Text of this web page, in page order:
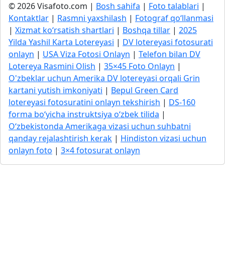
© 2026 Visafoto.com | Bosh sahifa | Foto talablari |
Kontaktlar | Rasmni yaxshilash | Fotograf qo‘llanmasi
| Xizmat ko‘rsatish shartlari | Boshqa tillar | 2025
Yilda Yashil Karta Lotereyasi | DV lotereyasi fotosurati
onlayn | USA Viza Fotosi Onlayn | Telefon bilan DV
Lotereya Rasmini Olish | 35×45 Foto Onlayn |
O'zbeklar uchun Amerika DV lotereyasi orqali Grin
kartani yutish imkoniyati | Bepul Green Card
lotereyasi fotosuratini onlayn tekshirish | DS-160
forma bo‘yicha instruktsiya o‘zbek tilida |
O‘zbekistonda Amerikaga vizasi uchun suhbatni
qanday rejalashtirish kerak | Hindiston vizasi uchun
onlayn foto | 3×4 fotosurat onlayn